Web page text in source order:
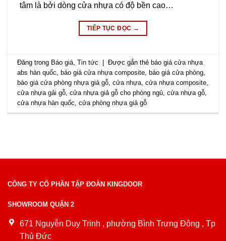
tâm là bởi dòng cửa nhựa có độ bền cao…
TIẾP TỤC ĐỌC →
Đăng trong Báo giá,Tin tức Được gắn thẻ báo giá cửa nhựa
abs hàn quốc, báo giá cửa nhựa composite, báo giá cửa phòng,
báo giá cửa phòng nhựa giả gỗ,cửa nhựa,cửa nhựa composite,
cửa nhựa gải gỗ,cửa nhựa giả gỗ cho phòng ngủ,cửa nhựa gỗ,
cửa nhựa hàn quốc,cửa phòng nhựa giả gỗ
CÔNG TY CỔ PHẦN TẬP ĐOÀN KINGDOOR
SHOWROOM QUẬN 2
671 Nguyễn Duy Trinh , phường Bình Trưng Đông , Tp
Thủ Đức